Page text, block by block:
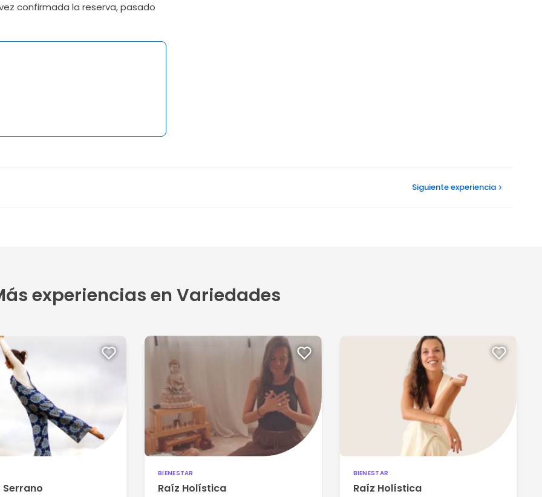
confirmada la reserva, pasado
Siguienteexperiencia
experiencias en Variedades
BIENESTAR
Raíz Holística
BIENESTAR
Raíz Holística